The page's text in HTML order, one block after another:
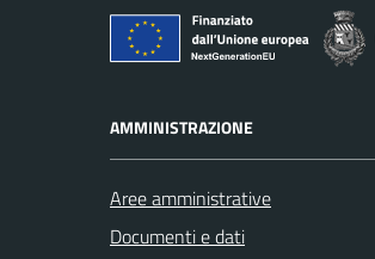
AMMINISTRAZIONE
Aree amministrative
Documenti e dati